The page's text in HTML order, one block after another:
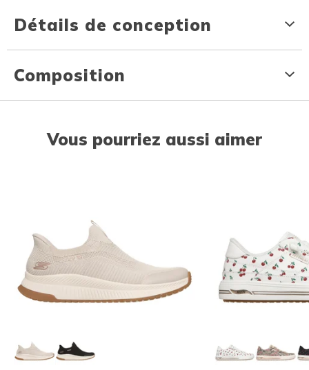
Détails de conception
Composition
Vous pourriez aussi aimer